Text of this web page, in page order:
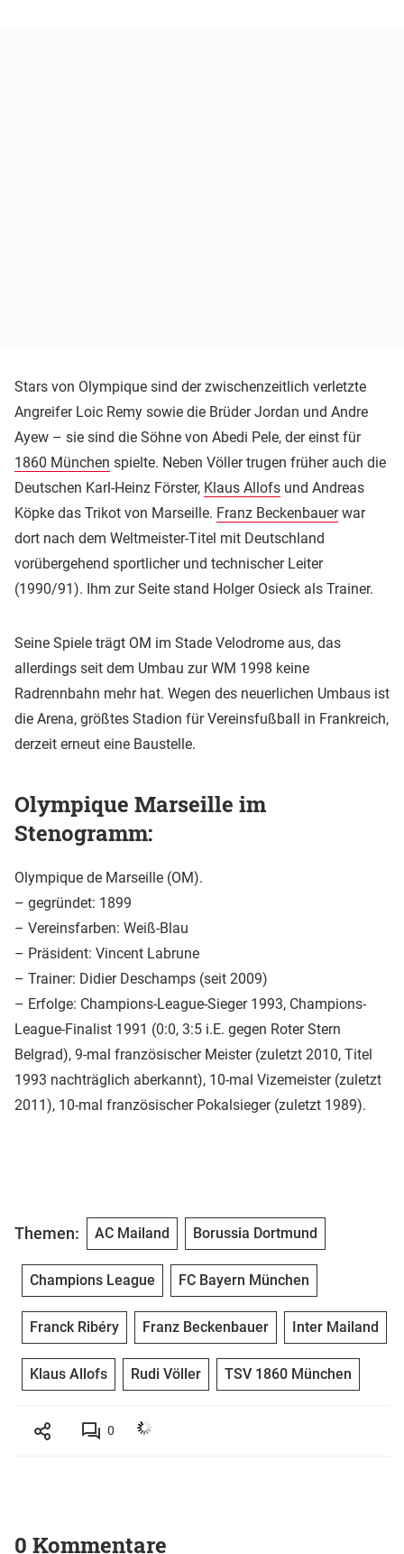
Stars von Olympique sind der zwischenzeitlich verletzte
Angreifer Loic Remy sowie die Brüder Jordan und Andre
Ayew – sie sind die Söhne von Abedi Pele, der einst für
1860 München spielte. Neben Völler trugen früher auch die
Deutschen Karl-Heinz Förster, Klaus Allofs und Andreas
Köpke das Trikot von Marseille. Franz Beckenbauerwar
dort nach dem Weltmeister-Titel mit Deutschland
vorübergehend sportlicher und technischer Leiter
(1990/91). Ihm zur Seite stand Holger Osieck als Trainer.
Seine Spiele trägt OM im Stade Velodrome aus, das
allerdings seit dem Umbau zur WM 1998 keine
Radrennbahn mehr hat. Wegen des neuerlichen Umbaus ist
die Arena, größtes Stadion für Vereinsfußball in Frankreich,
derzeit erneut eine Baustelle.
Olympique Marseille im
Stenogramm:
Olympique de Marseille (OM).
– gegründet: 1899
– Vereinsfarben: Weiß-Blau
– Präsident: Vincent Labrune
– Trainer: Didier Deschamps (seit 2009)
– Erfolge: Champions-League-Sieger 1993, Champions-
League-Finalist 1991 (0:0, 3:5 i.E. gegen Roter Stern
Belgrad), 9-mal französischer Meister (zuletzt 2010, Titel
1993 nachträglich aberkannt), 10-mal Vizemeister (zuletzt
2011), 10-mal französischer Pokalsieger (zuletzt 1989).
Themen: AC Mailand Borussia Dortmund
Champions League FC Bayern München
Franck Ribéry Franz Beckenbauer Inter Mailand
Klaus Allofs Rudi Völler TSV 1860 München
0
0 Kommentare